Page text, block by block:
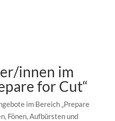
innen im
for Cut“
im Bereich „Prepare
Fönen, Aufbürsten und